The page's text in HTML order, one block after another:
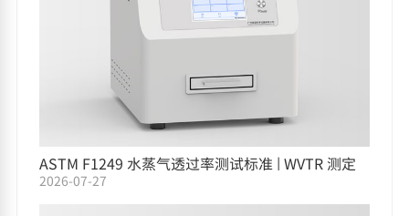
ASTM F1249 水蒸气透过率测试标准 | WVTR 测定
仪选型指南
2026-07-27